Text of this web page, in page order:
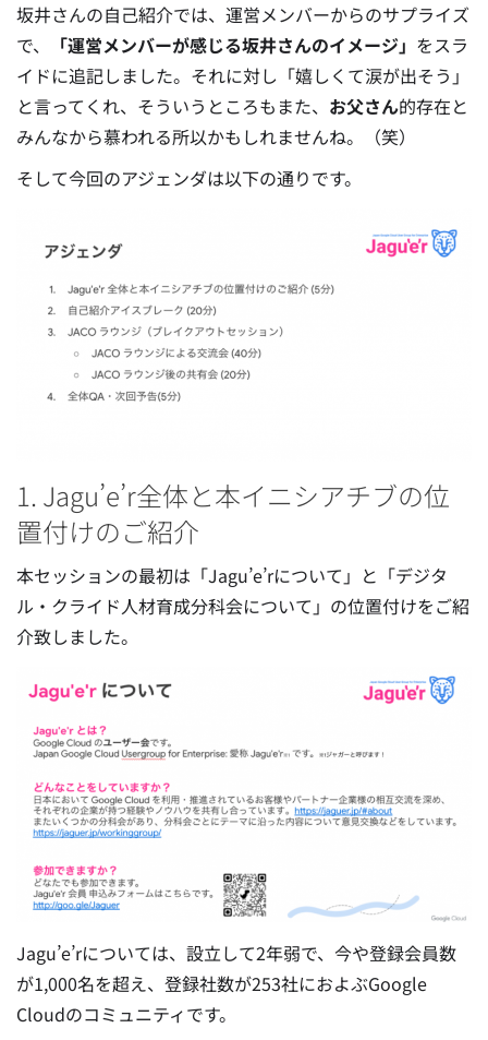
坂井さんの自己紹介では、運営メンバーからのサプライズ
で、
「運営メンバーが感じる坂井さんのイメージ」 をスラ
イドに追記しました。それに対し「嬉しくて涙が出そう」
と言ってくれ、そういうところもまた、 お父さん的存在と
みんなから慕われる所以かもしれませんね。（笑）
そして今回のアジェンダは以下の通りです。
1. Jagu’e’r全体と本イニシアチブの位
置付けのご紹介
本セッションの最初は「Jagu’e’rについて」と「デジタ
ル・クライド人材育成分科会について」の位置付けをご紹
介致しました。
Jagu’e’rについては、設立して2年弱で、今や登録会員数
が1,000名を超え、登録社数が253社におよぶGoogle
Cloudのコミュニティです。